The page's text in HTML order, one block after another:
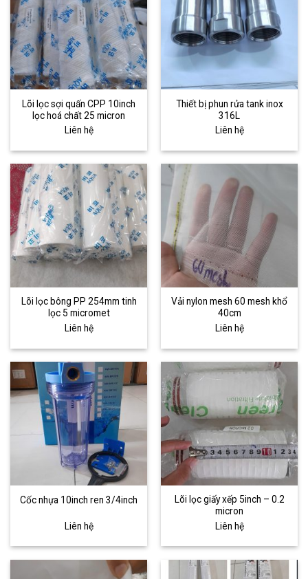
Lõi lọc sợi quấn CPP 10inch
lọc hoá chất 25 micron
Liên hệ
Thiết bị phun rửa tank inox
316L
Liên hệ
Lõi lọc bông PP 254mm tinh
lọc 5 micromet
Liên hệ
Vải nylon mesh 60 mesh khổ
40cm
Liên hệ
Cốc nhựa 10inch ren 3/4inch
Liên hệ
Lõi lọc giấy xếp 5inch – 0.2
micron
Liên hệ